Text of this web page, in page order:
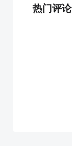
热门评论